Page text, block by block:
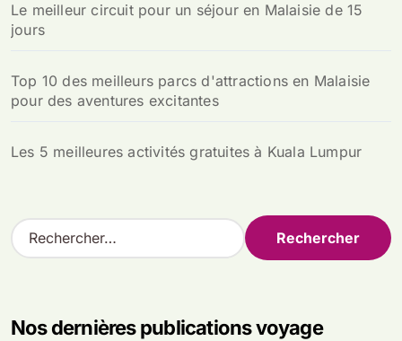
Le meilleur circuit pour un séjour en Malaisie de 15
jours
Top 10 des meilleurs parcs d'attractions en Malaisie
pour des aventures excitantes
Les 5 meilleures activités gratuites à Kuala Lumpur
R
e
rNos dernières publications voyage